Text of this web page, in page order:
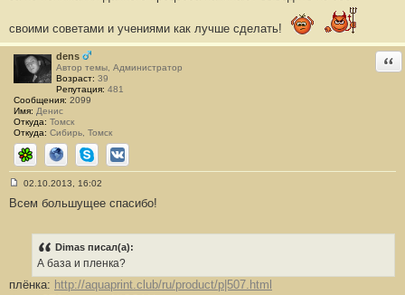
своими советами и учениями как лучше сделать!
dens
Автор темы, Администратор
Возраст: 39
Репутация: 481
Сообщения: 2099
Имя: Денис
Откуда: Томск
Откуда: Сибирь, Томск
ICQ СайтSkypeВКонтакте
о
#
02.10.2013, 16:02
Всем большущее спасибо!
Dimas писал(а):
А база и пленка?
плёнка: http://aquaprint.club/ru/product/p|507.html